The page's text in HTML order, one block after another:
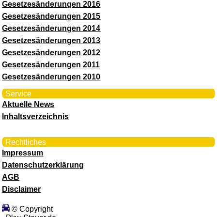
Gesetzesänderungen 2016
Gesetzesänderungen 2015
Gesetzesänderungen 2014
Gesetzesänderungen 2013
Gesetzesänderungen 2012
Gesetzesänderungen 2011
Gesetzesänderungen 2010
Service
Aktuelle News
Inhaltsverzeichnis
Rechtliches
Impressum
Datenschutzerklärung
AGB
Disclaimer
© Copyright